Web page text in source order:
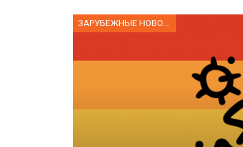
ЗАРУБЕЖНЫЕ НОВОСТИ